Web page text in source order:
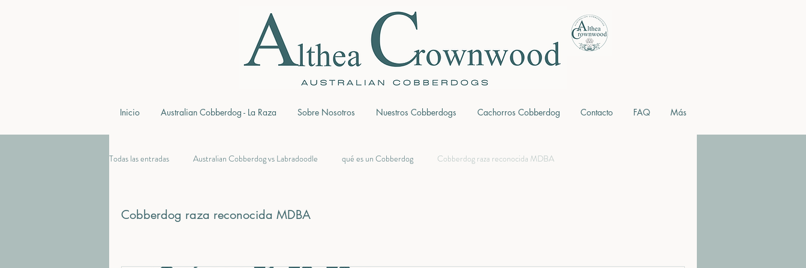
Inicio Australian Cobberdog - La Raza Sobre Nosotros Nuestros Cobberdogs Cachorros Cobberdog Contacto FAQ Más
Todas las entradas Australian Cobberdog vs Labradoodle qué es un Cobberdog Cobberdog raza reconocida MDBA
Cobberdog raza reconocida MDBA